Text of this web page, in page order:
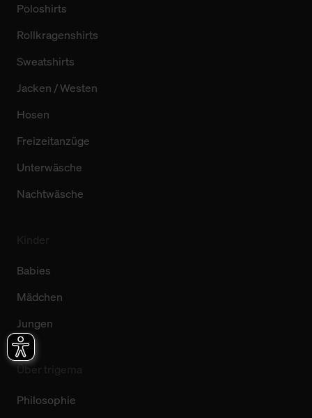
Poloshirts
Rollkragenshirts
Sweatshirts
Jacken / Westen
Hosen
Freizeitanzüge
Unterwäsche
Nachtwäsche
Babies
Mädchen
Jungen
Über trigema
Philosophie